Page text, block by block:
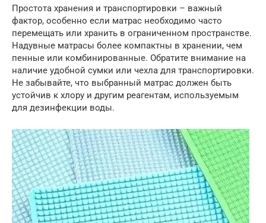
Простота хранения и транспортировки – важный
фактор, особенно если матрас необходимо часто
перемещать или хранить в ограниченном пространстве.
Надувные матрасы более компактны в хранении, чем
пенные или комбинированные. Обратите внимание на
наличие удобной сумки или чехла для транспортировки.
Не забывайте, что выбранный матрас должен быть
устойчив к хлору и другим реагентам, используемым
для дезинфекции воды.